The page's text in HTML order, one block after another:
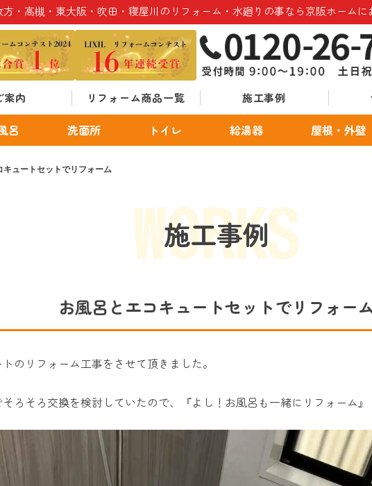
方・高槻・東大阪・吹田・寝屋川のリフォーム・水廻りの事なら京阪ホームに
案内 リフォーム商品一覧 施工事例
呂 洗面所 トイレ 給湯器 屋根・外壁
キュートセットでリフォーム
施工事例
お風呂とエコキュートセットでリフォー
のリフォーム工事をさせて頂きました。
ろそろ交換を検討していたので、『よし！お風呂も一緒にリフォーム